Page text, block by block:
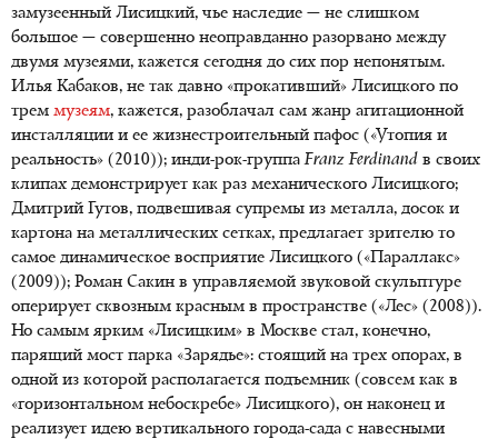
замузеенный Лисицкий, чье наследие — не слишком
большое — совершенно неоправданно разорвано между
двумя музеями, кажется сегодня до сих пор непонятым.
Илья Кабаков, не так давно «прокативший» Лисицкого по
трем музеям, кажется, разоблачал сам жанр агитационной
инсталляции и ее жизнестроительный пафос («Утопия и
реальность» (2010)); инди-рок-группаFranz Ferdinand в своих
клипах демонстрирует как раз механического Лисицкого;
Дмитрий Гутов, подвешивая супремы из металла, досок и
картона на металлических сетках, предлагает зрителю то
самое динамическое восприятие Лисицкого («Параллакс»
(2009)); Роман Сакин в управляемой звуковой скульптуре
оперирует сквозным красным в пространстве («Лес» (2008)).
Но самым ярким «Лисицким» в Москве стал, конечно,
парящий мост парка «Зарядье»: стоящий на трех опорах, в
одной из которой располагается подъемник (совсем как в
«горизонтальном небоскребе» Лисицкого), он наконец и
реализует идею вертикального города-сада с навесными